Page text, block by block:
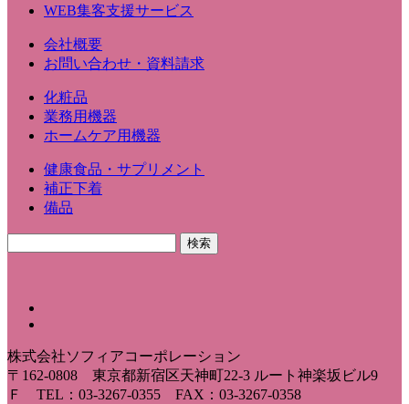
WEB集客支援サービス
会社概要
お問い合わせ・資料請求
化粧品
業務用機器
ホームケア用機器
健康食品・サプリメント
補正下着
備品
株式会社ソフィアコーポレーション
〒162-0808 東京都新宿区天神町22-3 ルート神楽坂ビル9
Ｆ TEL：03-3267-0355 FAX：03-3267-0358